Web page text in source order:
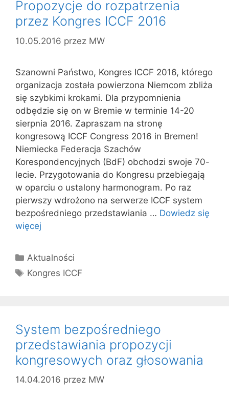
Propozycje do rozpatrzenia
przez Kongres ICCF 2016
10.05.2016 przez MW
Szanowni Państwo, Kongres ICCF 2016, którego
organizacja została powierzona Niemcom zbliża
się szybkimi krokami. Dla przypomnienia
odbędzie się on w Bremie w terminie 14-20
sierpnia 2016. Zapraszam na stronę
kongresową ICCF Congress 2016 in Bremen!
Niemiecka Federacja Szachów
Korespondencyjnych (BdF) obchodzi swoje 70-
lecie. Przygotowania do Kongresu przebiegają
w oparciu o ustalony harmonogram. Po raz
pierwszy wdrożono na serwerze ICCF system
bezpośredniego przedstawiania … Dowiedz się
więcej
Kategorie
Aktualności
Tagi
Kongres ICCF
System bezpośredniego
przedstawiania propozycji
kongresowych oraz głosowania
14.04.2016 przez MW